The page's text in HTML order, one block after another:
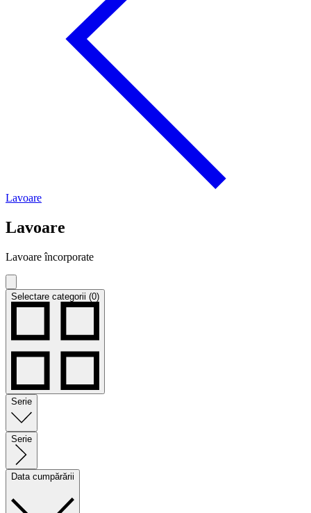
Lavoare
Lavoare
Lavoare încorporate
Selectare categorii (0)
Serie
Serie
Data cumpărării